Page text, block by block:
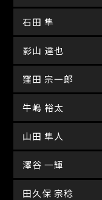
石田 隼
影山 達也
窪田 宗一郎
牛嶋 裕太
山田 隼人
澤谷 一輝
田久保 宗稔